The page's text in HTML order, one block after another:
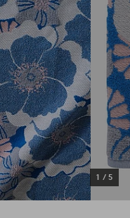
1 / 5